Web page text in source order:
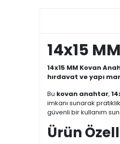
14x15
14x15 MM Kovan
hırdavat ve yapı
Bu kovan anahtar,
imkanı sunarak
güvenli bir kullanım
Ürün